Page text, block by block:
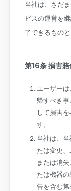
当社は、さだ
ビスの運営を
了できるものと
第16条 損害賠
ユーザー
帰すべき
して損害
す。
当社は、当
たは変更
または消
たは機器
告を含む第